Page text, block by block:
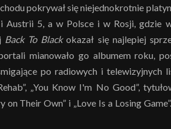
pokrywał się niejednokrotnie
5, a w Polsce i w Rosji, gdzie
Back To Blackokazał się najlepiej
mianowało go albumem roku,
po radiowych i telewizyjnych
„You Know I'm No Good”,
on Their Own” i „Love Is a Losing